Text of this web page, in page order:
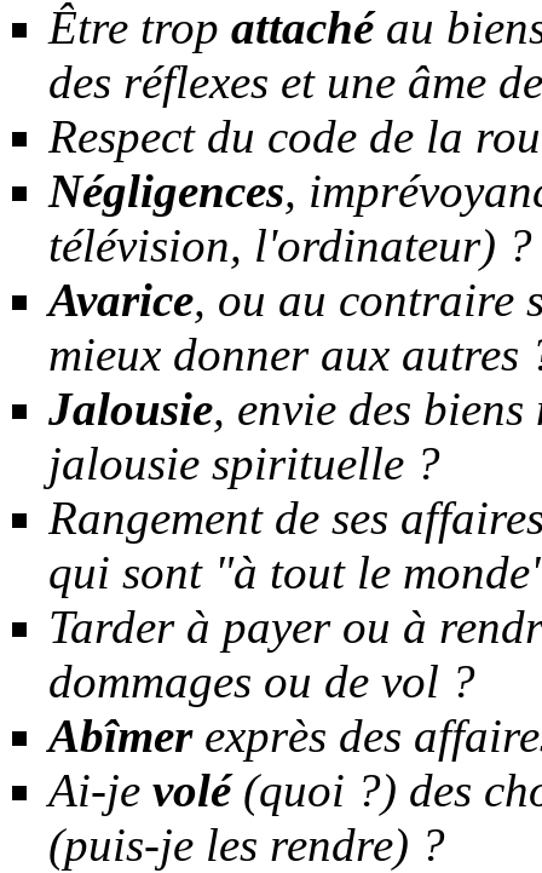
Être trop attachéau
des réflexes et une âme
Respect du code de la
Négligences,
télévision, l'ordinateur) ?
Avarice, ou au contraire
mieux donner aux autres
Jalousie, envie des
jalousie spirituelle ?
Rangement de ses
qui sont "à tout le
Tarder à payer ou à
dommages ou de vol ?
Abîmerexprès des
Ai-je volé (quoi ?) des
(puis-je les rendre) ?